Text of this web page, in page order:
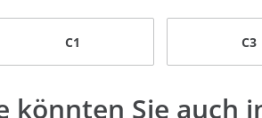
C1 C3
könnten Sie auch